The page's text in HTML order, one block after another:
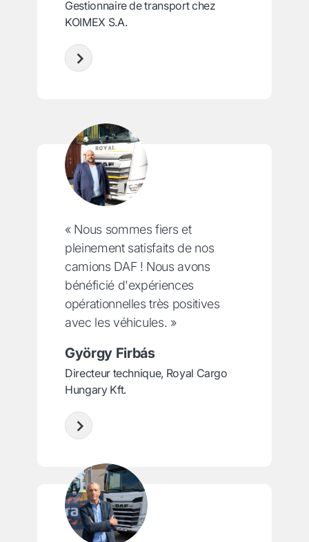
Gestionnaire de transport chez
KOIMEX S.A.
« Nous sommes fiers et
pleinement satisfaits de nos
camions DAF ! Nous avons
bénéficié d'expériences
opérationnelles très positives
avec les véhicules. »
György Firbás
Directeur technique, Royal Cargo
Hungary Kft.